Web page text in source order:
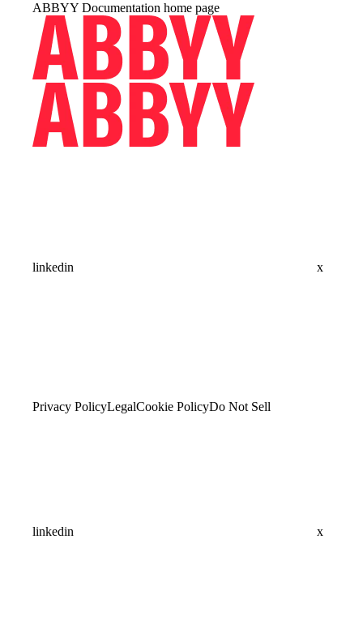
ABBYY Documentation home page
linkedin x
Privacy PolicyLegalCookie PolicyDo Not Sell
linkedin x